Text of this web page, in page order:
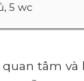
5 wc
tâm và